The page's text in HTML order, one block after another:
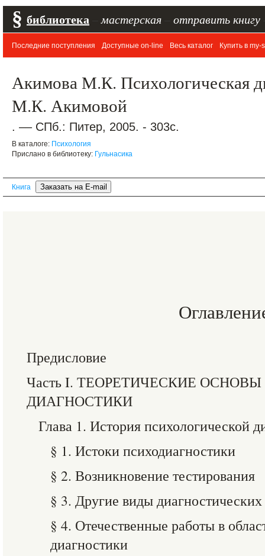
§ библиотека мастерская отправить книгу
Последние поступления Доступные on-line Весь каталог Купить в my-
Акимова М.К. Психологическая
М.К. Акимовой
. –– СПб.: Питер, 2005. - 303с.
В каталоге: Психология
Прислано в библиотеку: Гульнасика
Книга
Предисловие
Часть I. ТЕОРЕТИЧЕСКИЕ
ДИАГНОСТИКИ
Глава 1. История психологической
§ 1. Истоки психодиагностики
§ 2. Возникновение тестирования
§ 3. Другие виды
§ 4. Отечественные работы в
диагностики